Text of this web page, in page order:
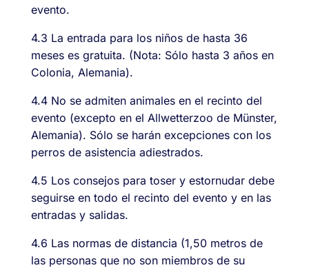
evento.
4.3 La entrada para los niños de hasta 36
meses es gratuita. (Nota: Sólo hasta 3 años en
Colonia, Alemania).
4.4 No se admiten animales en el recinto del
evento (excepto en el Allwetterzoo de Münster,
Alemania). Sólo se harán excepciones con los
perros de asistencia adiestrados.
4.5 Los consejos para toser y estornudar debe
seguirse en todo el recinto del evento y en las
entradas y salidas.
4.6 Las normas de distancia (1,50 metros de
las personas que no son miembros de su